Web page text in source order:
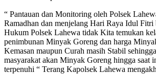
“ Pantauan dan Monitoring oleh Polsek
Ramadhan dan menjelang Hari Raya Idul
Hukum Polsek Lahewa tidak Kita temukan
penimbunan Minyak Goreng dan harga
Kemasan maupun Curah masih Stabil
masyarakat akan Minyak Goreng hingga saat
terpenuhi “ Terang Kapolsek Lahewa